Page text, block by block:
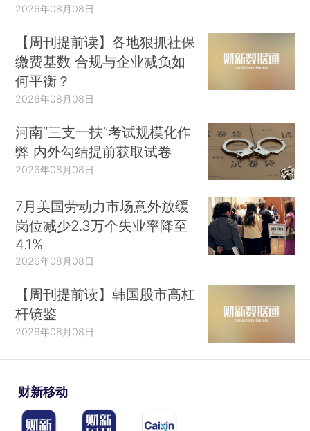
2026年08月08日
【周刊提前读】各地狠抓社保
缴费基数 合规与企业减负如
何平衡？
2026年08月08日
河南“三支一扶”考试规模化作
弊 内外勾结提前获取试卷
2026年08月08日
7月美国劳动力市场意外放缓
岗位减少2.3万个失业率降至
4.1%
2026年08月08日
【周刊提前读】韩国股市高杠
杆镜鉴
2026年08月08日
财新移动